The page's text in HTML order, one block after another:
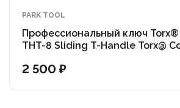
PARK TOOL
Профессиональный ключ Torx®
THT-8 Sliding T-Handle Torx@
2 500 ₽